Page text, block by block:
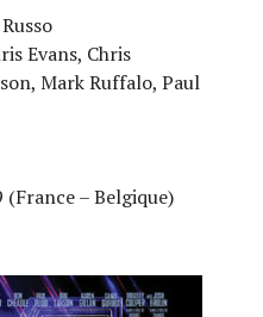
Evans, Chris
Mark Ruffalo, Paul
– Belgique)